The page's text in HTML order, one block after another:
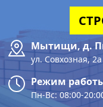
Мытищи, д.
ул. Совхозная, 2а
Режим
Пн-Вс: 08:00-